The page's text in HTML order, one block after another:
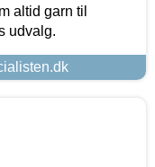
altid garn til
udvalg.